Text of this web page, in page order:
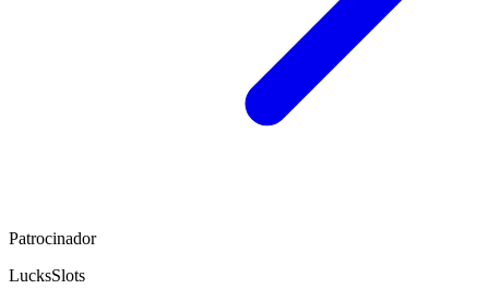
Patrocinador
LucksSlots